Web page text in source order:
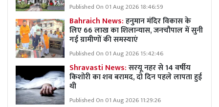
Published On 01 Aug 2026 18:46:59
Bahraich News:हनुमान मंदिर विकास के
लिए 66 लाख का शिलान्यास, जनचौपाल में सुनी
गई ग्रामीणों की समस्याएं
Published On 01 Aug 2026 15:42:46
Shravasti News:सरयू नहर से 14 वर्षीय
किशोरी का शव बरामद, दो दिन पहले लापता हुई
थी
Published On 01 Aug 2026 11:29:26